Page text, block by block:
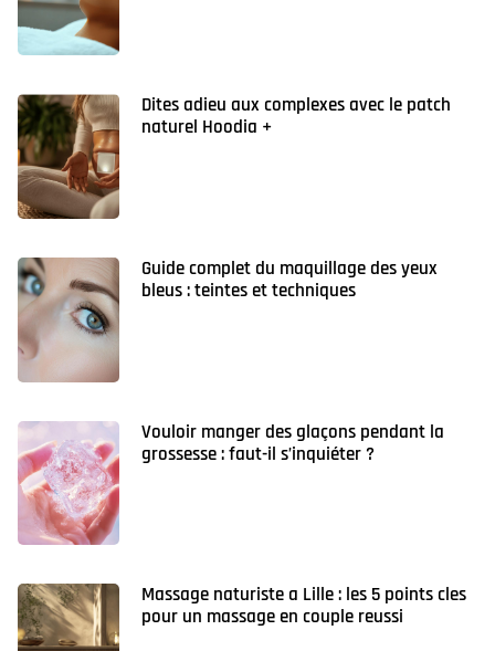
Dites adieu aux complexes avec le patch
naturel Hoodia +
Guide complet du maquillage des yeux
bleus : teintes et techniques
Vouloir manger des glaçons pendant la
grossesse : faut-il s’inquiéter ?
Massage naturiste a Lille : les 5 points cles
pour un massage en couple reussi